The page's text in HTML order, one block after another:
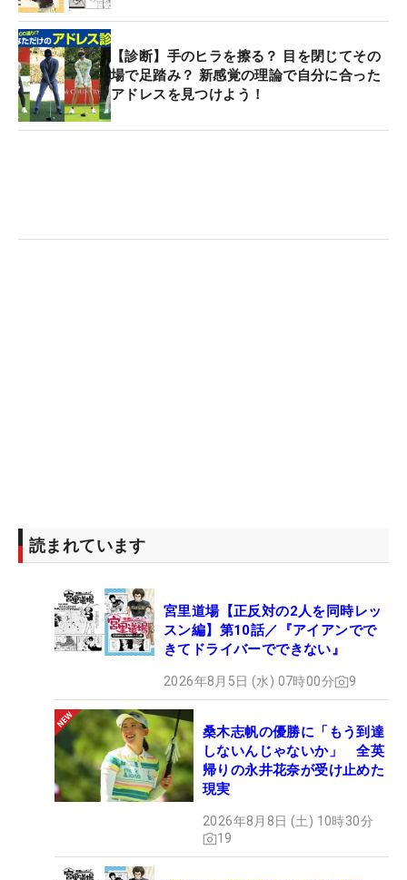
【診断】手のヒラを擦る？ 目を閉じてその
場で足踏み？ 新感覚の理論で自分に合った
アドレスを見つけよう！
読まれています
宮里道場【正反対の2人を同時レッ
スン編】第10話／『アイアンでで
きてドライバーでできない』
2026年8月5日 (水) 07時00分 9
桑木志帆の優勝に「もう到達
しないんじゃないか」 全英
帰りの永井花奈が受け止めた
現実
2026年8月8日 (土) 10時30分
19